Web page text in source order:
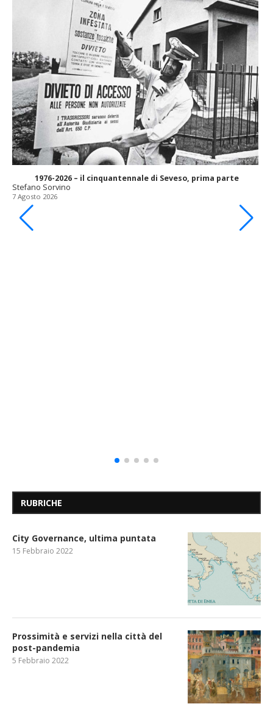
1976-2026 – il cinquantennale di Seveso, prima parte
Stefano Sorvino
7 Agosto 2026
RUBRICHE
City Governance, ultima puntata
15 Febbraio 2022
Prossimità e servizi nella città del
post-pandemia
5 Febbraio 2022